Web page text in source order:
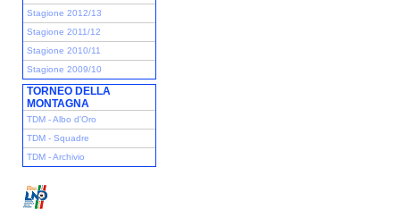
Stagione 2012/13
Stagione 2011/12
Stagione 2010/11
Stagione 2009/10
TORNEO DELLA
MONTAGNA
TDM - Albo d'Oro
TDM - Squadre
TDM - Archivio